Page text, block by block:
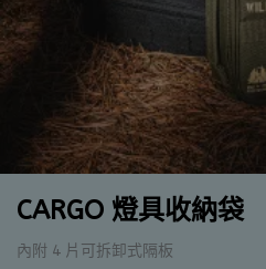
CARGO 燈具收納袋
內附 4 片可拆卸式隔板